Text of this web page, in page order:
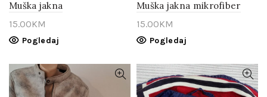
Muška jakna
15.00KM
Pogledaj
Muška jakna mikrofiber
15.00KM
Pogledaj